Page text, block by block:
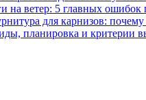
на ветер: 5 главных ошибок
для карнизов:
планировка и критерии